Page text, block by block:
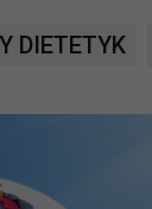
DIETETYK